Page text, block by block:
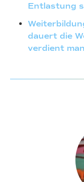
Entlastung
dauert die
verdient